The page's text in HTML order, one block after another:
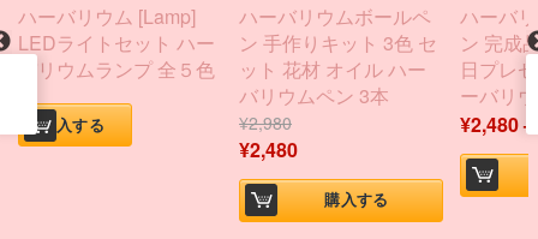
ハーバリウム [Lamp]
LEDライトセット ハー
バリウムランプ 全５色
購入する
ハーバリウムボールペ
ン 手作りキット 3色 セ
ット 花材 オイル ハー
バリウムペン 3本
¥2,980
¥2,480
購入する
ハーバ
ン 完成
日プレ
ーバリ
¥2,480–